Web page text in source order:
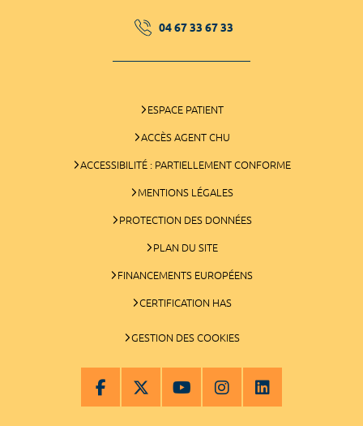
04 67 33 67 33
ESPACE PATIENT
ACCÈS AGENT CHU
ACCESSIBILITÉ : PARTIELLEMENT CONFORME
MENTIONS LÉGALES
PROTECTION DES DONNÉES
PLAN DU SITE
FINANCEMENTS EUROPÉENS
CERTIFICATION HAS
GESTION DES COOKIES